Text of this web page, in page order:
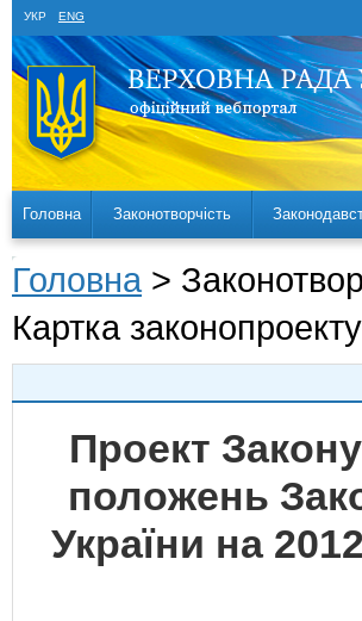
УКР ENG
Головна Законотворчість
Головна >
Картка
Проект
положень
України на